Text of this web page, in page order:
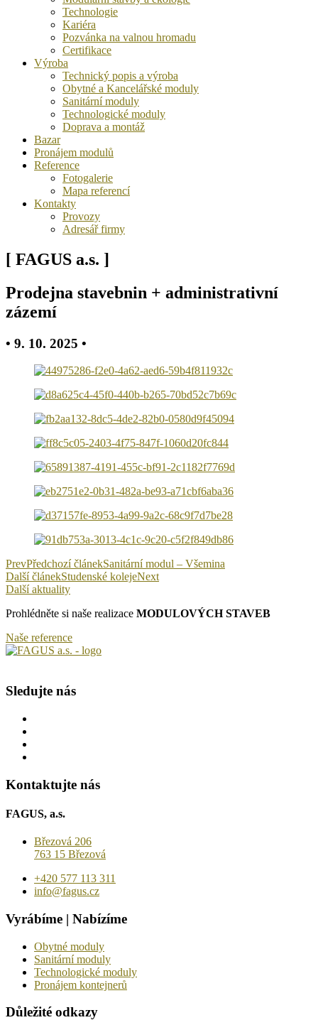
Technologie
Kariéra
Pozvánka na valnou hromadu
Certifikace
Výroba
Technický popis a výroba
Obytné a Kancelářské moduly
Sanitární moduly
Technologické moduly
Doprava a montáž
Bazar
Pronájem modulů
Reference
Fotogalerie
Mapa referencí
Kontakty
Provozy
Adresář firmy
[ FAGUS a.s. ]
Prodejna stavebnin + administrativní
zázemí
• 9. 10. 2025 •
PrevPředchozí článekSanitární modul – Všemina
Další článekStudenské kolejeNext
Další aktuality
Prohlédněte si naše realizace MODULOVÝCH STAVEB
Naše reference
Sledujte nás
Kontaktujte nás
FAGUS, a.s.
Březová 206
763 15 Březová
+420 577 113 311
info@fagus.cz
Vyrábíme | Nabízíme
Obytné moduly
Sanitární moduly
Technologické moduly
Pronájem kontejnerů
Důležité odkazy